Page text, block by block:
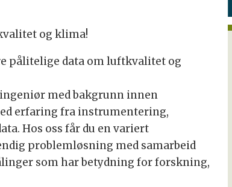
og klima!
pålitelige data om luftkvalitet og
med bakgrunn innen
erfaring fra instrumentering,
Hos oss får du en variert
problemløsning med samarbeid
som har betydning for forskning,